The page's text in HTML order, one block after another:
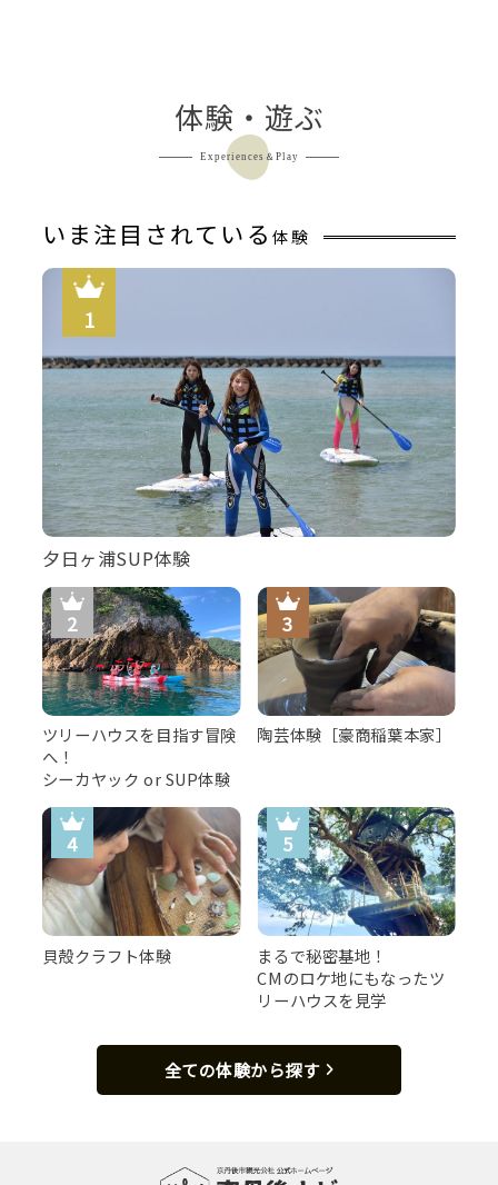
体験・遊ぶ
Experiences＆Play
いま注目されている 体験
夕日ヶ浦SUP体験
ツリーハウスを目指す冒険
へ！
シーカヤック or SUP体験
陶芸体験［豪商稲葉本家］
貝殻クラフト体験
まるで秘密基地！
CMのロケ地にもなったツ
リーハウスを見学
全ての体験から探す